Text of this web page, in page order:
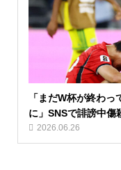
「まだW杯が終わ
に」SNSで誹謗中傷
2026.06.26